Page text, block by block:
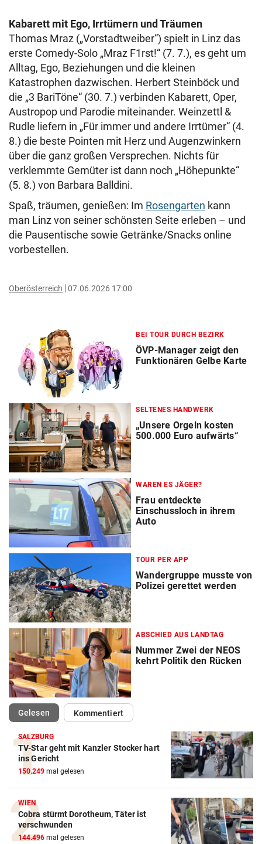
Kabarett mit Ego, Irrtümern und Träumen
Thomas Mraz („Vorstadtweiber“) spielt in Linz das
erste Comedy-Solo „Mraz F1rst!“ (7. 7.), es geht um
Alltag, Ego, Beziehungen und die kleinen
Katastrophen dazwischen. Herbert Steinböck und
die „3 BariTöne“ (30. 7.) verbinden Kabarett, Oper,
Austropop und Parodie miteinander. Weinzettl &
Rudle liefern in „Für immer und andere Irrtümer“ (4.
8.) die beste Pointen mit Herz und Augenzwinkern
über die ganz großen Versprechen. Nichts für
verklemmte Gemüter ist dann noch „Höhepunkte“
(5. 8.) von Barbara Balldini.
Spaß, träumen, genießen: Im Rosengarten kann
man Linz von seiner schönsten Seite erleben – und
die Pausentische sowie Getränke/Snacks online
vorbestellen.
Oberösterreich 07.06.2026 17:00
BEI TOUR DURCH BEZIRK
ÖVP-Manager zeigt den
Funktionären Gelbe Karte
SELTENES HANDWERK
„Unsere Orgeln kosten
500.000 Euro aufwärts“
WAREN ES JÄGER?
Frau entdeckte
Einschussloch in ihrem
Auto
TOUR PER APP
Wandergruppe musste von
Polizei gerettet werden
ABSCHIED AUS LANDTAG
Nummer Zwei der NEOS
kehrt Politik den Rücken
Gelesen(ausgewählt)Kommentiert
SALZBURG
TV-Star geht mit Kanzler Stocker hart
ins Gericht
150.249 mal gelesen
WIEN
Cobra stürmt Dorotheum, Täter ist
verschwunden
144.496 mal gelesen